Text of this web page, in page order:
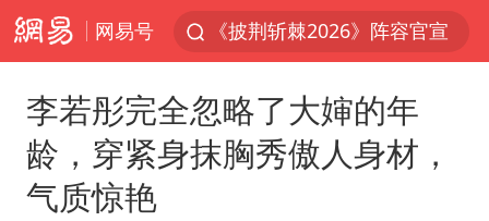
网易号
《披荆斩棘2026》阵容官宣
白海豚北上或致京津冀暴雨
李若彤完全忽略了大婶的年
龄，穿紧身抹胸秀傲人身材，
气质惊艳